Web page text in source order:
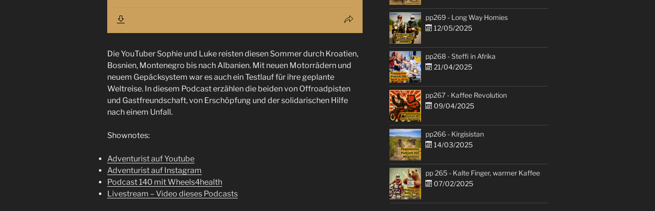
Die YouTuber Sophie und Luke reisten diesen Sommer durch Kroatien,
Bosnien, Montenegro bis nach Albanien. Mit neuen Motorrädern und
neuem Gepäcksystem war es auch ein Testlauf für ihre geplante
Weltreise. In diesem Podcast erzählen die beiden von Offroadpisten
und Gastfreundschaft, von Erschöpfung und der solidarischen Hilfe
nach einem Unfall.
Shownotes:
Adventurist auf Youtube
Adventurist auf Instagram
Podcast 140 mit Wheels4health
Livestream – Video dieses Podcasts
pp269 - Long Way Homies
12/05/2025
pp268 - Steffi in Afrika
21/04/2025
pp267 - Kaffee Revolution
09/04/2025
pp266 - Kirgisistan
14/03/2025
pp 265 - Kalte Finger, warmer Kaffee
07/02/2025